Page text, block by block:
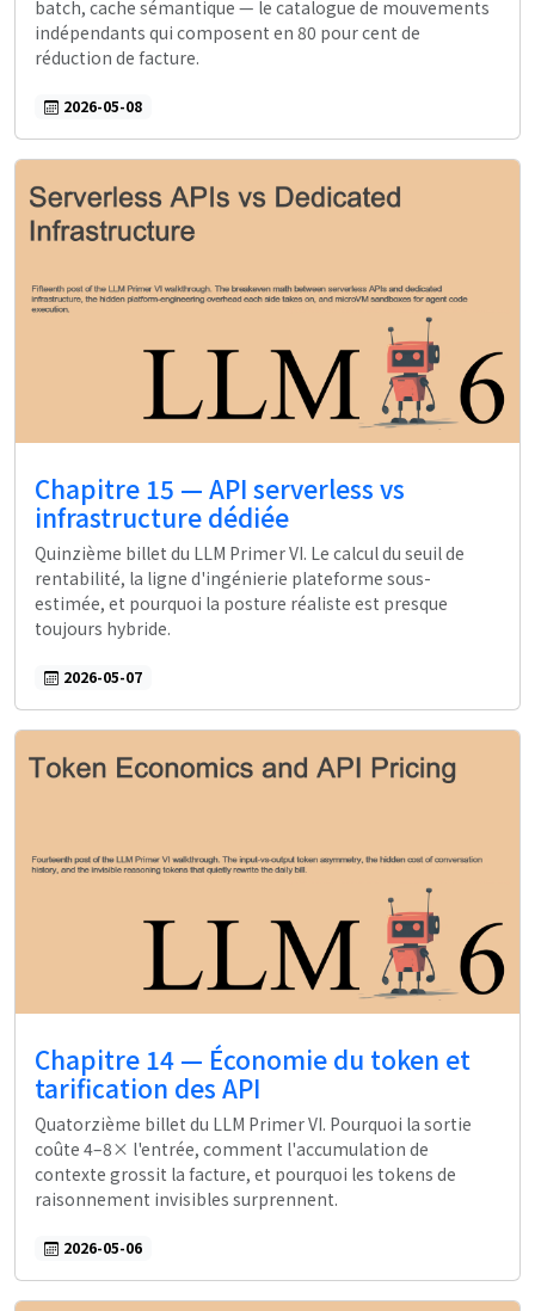
batch, cache sémantique — le catalogue de mouvements
indépendants qui composent en 80 pour cent de
réduction de facture.
2026-05-08
Chapitre 15 — API serverless vs
infrastructure dédiée
Quinzième billet du LLM Primer VI. Le calcul du seuil de
rentabilité, la ligne d'ingénierie plateforme sous-
estimée, et pourquoi la posture réaliste est presque
toujours hybride.
2026-05-07
Chapitre 14 — Économie du token et
tarification des API
Quatorzième billet du LLM Primer VI. Pourquoi la sortie
coûte 4–8× l'entrée, comment l'accumulation de
contexte grossit la facture, et pourquoi les tokens de
raisonnement invisibles surprennent.
2026-05-06